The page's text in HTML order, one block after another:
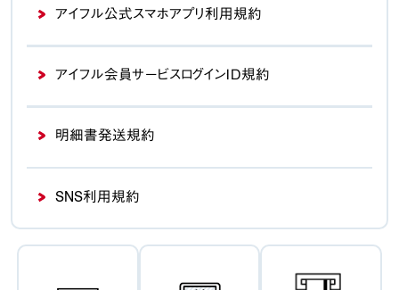
アイフル公式スマホアプリ利用規約
アイフル会員サービスログインＩＤ規約
明細書発送規約
SNS利用規約